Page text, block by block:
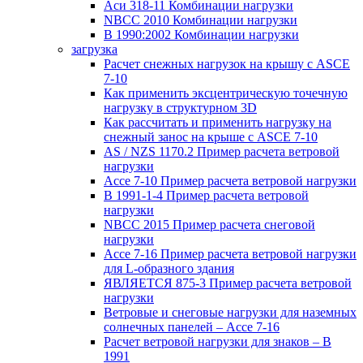
Аси 318-11 Комбинации нагрузки
NBCC 2010 Комбинации нагрузки
В 1990:2002 Комбинации нагрузки
загрузка
Расчет снежных нагрузок на крышу с ASCE
7-10
Как применить эксцентрическую точечную
нагрузку в структурном 3D
Как рассчитать и применить нагрузку на
снежный занос на крыше с ASCE 7-10
AS / NZS 1170.2 Пример расчета ветровой
нагрузки
Ассе 7-10 Пример расчета ветровой нагрузки
В 1991-1-4 Пример расчета ветровой
нагрузки
NBCC 2015 Пример расчета снеговой
нагрузки
Ассе 7-16 Пример расчета ветровой нагрузки
для L-образного здания
ЯВЛЯЕТСЯ 875-3 Пример расчета ветровой
нагрузки
Ветровые и снеговые нагрузки для наземных
солнечных панелей – Ассе 7-16
Расчет ветровой нагрузки для знаков – В
1991